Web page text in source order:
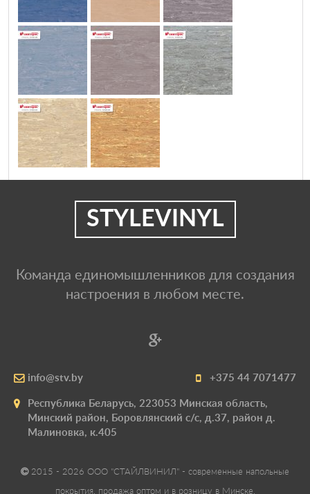
STYLEVINYL
Команда единомышленников для создания
настроения в любом месте.
info@stv.by +375 44 7071477
Республика Беларусь, 223053 Минская область,
Минский район, Боровлянский с/с, д.37, район д.
Малиновка, к.405
2015 - 2026 ООО "СТАЙЛВИНИЛ" - современные напольные
покрытия, продажа оптом и в розницу в Минске.